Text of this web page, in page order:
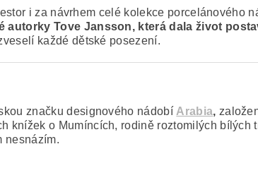
i za návrhem celé kolekce porcelánového
Tove Jansson, která dala život
každé dětské posezení.
značku designového nádobí Arabia,
knížek o Mumíncích, rodině roztomilých bílých
nesnázím.